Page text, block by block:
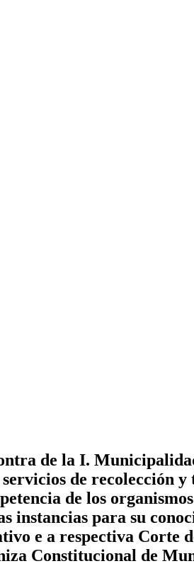
de la I.
de recolección y
de los organismos
instancias para su
e a respectiva Corte
Constitucional de